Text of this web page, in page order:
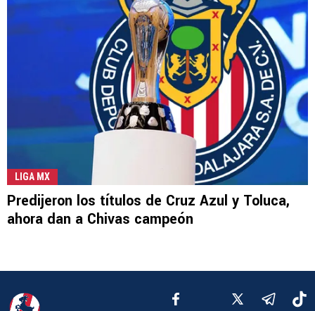
LIGA MX
Predijeron los títulos de Cruz Azul y Toluca,
ahora dan a Chivas campeón